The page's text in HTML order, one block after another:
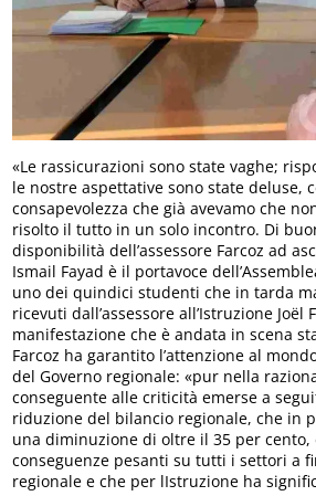
«Le rassicurazioni sono state vaghe;
le nostre aspettative sono state deluse,
consapevolezza che già avevamo che
risolto il tutto in un solo incontro. Di
disponibilità dell’assessore Farcoz ad
Ismail Fayad è il portavoce
uno dei quindici studenti che in tarda
ricevuti dall’assessore all’Istruzione
manifestazione che è andata in scena
Farcoz ha garantito l’attenzione al
del Governo regionale: «pur nella
conseguente alle criticità emerse a
riduzione del bilancio regionale, che in
una diminuzione di oltre il 35 per
conseguenze pesanti su tutti i settori a
regionale e che per lIstruzione ha